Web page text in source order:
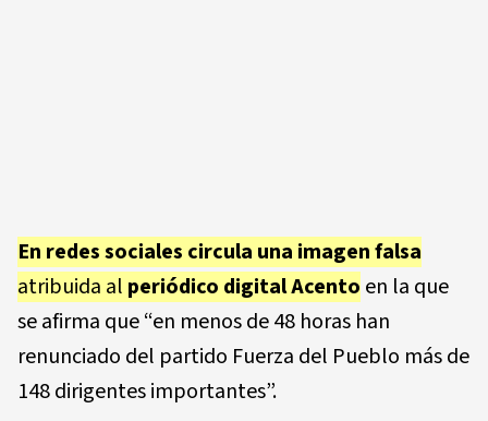
En redes sociales circula una imagen falsa
atribuida al periódico digital Acento en la que
se afirma que “en menos de 48 horas han
renunciado del partido Fuerza del Pueblo más de
148 dirigentes importantes”.